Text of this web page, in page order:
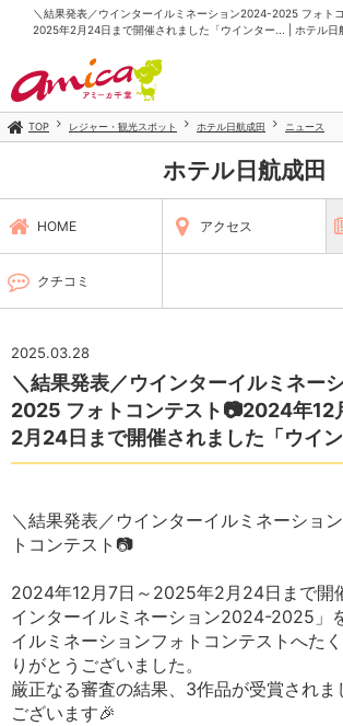
＼結果発表／ウインターイルミネーション2024-2025 フォト
2025年2月24日まで開催されました「ウインター... | ホテル日
TOP レジャー・観光スポット ホテル日航成田 ニュース
ホテル日航成田
HOME アクセス
クチコミ
2025.03.28
＼結果発表／ウインターイルミネー
2025 フォトコンテスト📷2024年
2月24日まで開催されました「ウイ
＼結果発表／ウインターイルミネーショ
トコンテスト📷
2024年12月7日～2025年2月24日まで開
インターイルミネーション2024-2025」
イルミネーションフォトコンテストへた
りがとうございました。
厳正なる審査の結果、3作品が受賞されま
ございます🎉